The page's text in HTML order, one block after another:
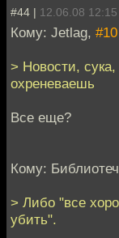
#44 | 12.06.08 12:15
Кому: Jetlag, #10
> Новости,
охреневаешь
Все еще?
Кому:
> Либо "все
убить".